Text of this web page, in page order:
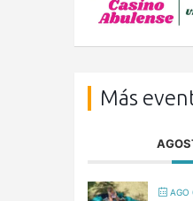
Más
AGO